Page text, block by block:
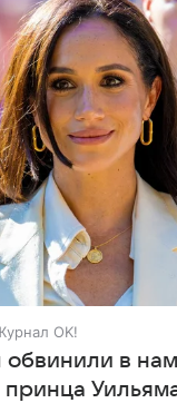
OK!
обвинили в